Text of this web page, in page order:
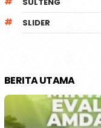
SULTENG
SLIDER
BERITA UTAMA